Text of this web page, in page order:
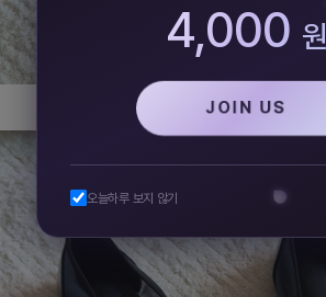
4,000 원
JOIN US
오늘하루 보지 않기